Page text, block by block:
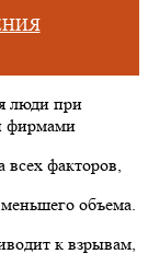
люди при
фирмами
всех факторов,
объема.
к взрывам,